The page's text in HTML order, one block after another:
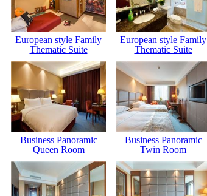
European style Family
Thematic Suite
European style Family
Thematic Suite
Business Panoramic
Queen Room
Business Panoramic
Twin Room